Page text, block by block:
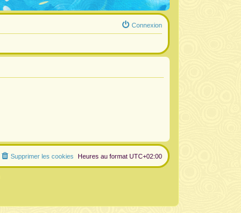
Connexion
Heures au format UTC+02:00
Supprimer les cookies